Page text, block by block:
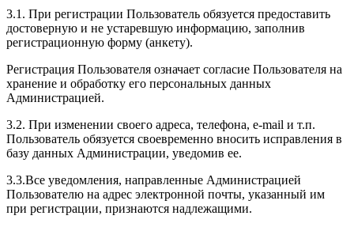
3.1. При регистрации Пользователь обязуется предоставить
достоверную и не устаревшую информацию, заполнив
регистрационную форму (анкету).
Регистрация Пользователя означает согласие Пользователя на
хранение и обработку его персональных данных
Администрацией.
3.2. При изменении своего адреса, телефона, e-mail и т.п.
Пользователь обязуется своевременно вносить исправления в
базу данных Администрации, уведомив ее.
3.3.Все уведомления, направленные Администрацией
Пользователю на адрес электронной почты, указанный им
при регистрации, признаются надлежащими.